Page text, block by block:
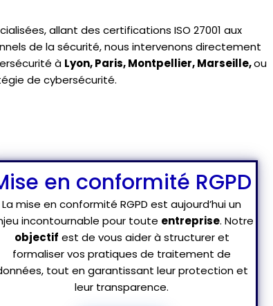
allant des certifications ISO 27001 aux
de la sécurité, nous intervenons directement
à Lyon,Paris,Montpellier,Marseille,ou
de cybersécurité.
en conformité RGPD
La mise en conformité RGPD est aujourd’hui un
incontournable pour toute entreprise. Notre
objectif est de vous aider à structurer et
formaliser vos pratiques de traitement de
tout en garantissant leur protection et
leur transparence.